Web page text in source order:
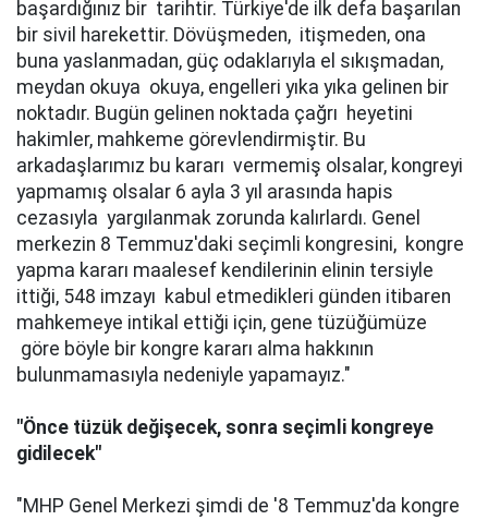
başardığınız bir tarihtir. Türkiye'de ilk defa başarılan
bir sivil harekettir. Dövüşmeden, itişmeden, ona
buna yaslanmadan, güç odaklarıyla el sıkışmadan,
meydan okuya okuya, engelleri yıka yıka gelinen bir
noktadır. Bugün gelinen noktada çağrı heyetini
hakimler, mahkeme görevlendirmiştir. Bu
arkadaşlarımız bu kararı vermemiş olsalar, kongreyi
yapmamış olsalar 6 ayla 3 yıl arasında hapis
cezasıyla yargılanmak zorunda kalırlardı. Genel
merkezin 8 Temmuz'daki seçimli kongresini, kongre
yapma kararı maalesef kendilerinin elinin tersiyle
ittiği, 548 imzayı kabul etmedikleri günden itibaren
mahkemeye intikal ettiği için, gene tüzüğümüze
göre böyle bir kongre kararı alma hakkının
bulunmamasıyla nedeniyle yapamayız."
"Önce tüzük değişecek, sonra seçimli kongreye
gidilecek"
"MHP Genel Merkezi şimdi de '8 Temmuz'da kongre